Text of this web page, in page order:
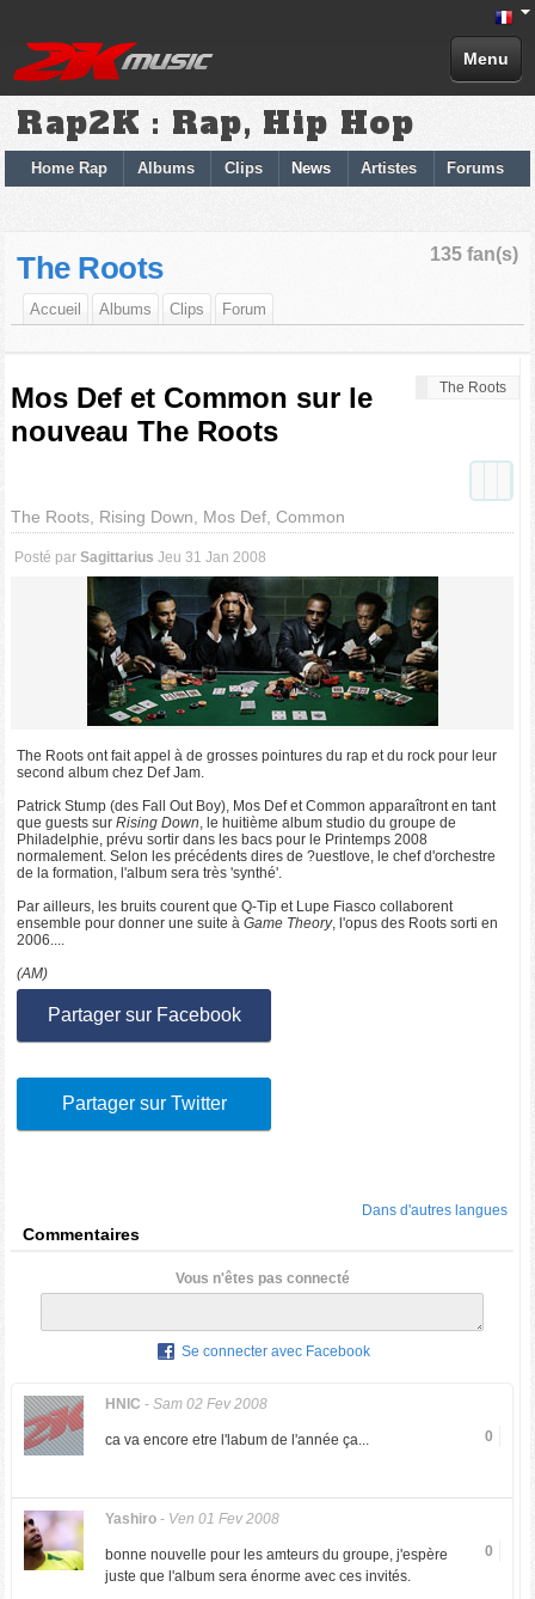
Menu
Rap2K : Rap, Hip Hop
Home Rap Albums Clips News Artistes Forums
135 fan(s)
The Roots
Accueil Albums Clips Forum
The Roots
Mos Def et Common sur le
nouveau The Roots
The Roots, Rising Down, Mos Def, Common
Posté parSagittarius Jeu 31 Jan 2008
The Roots ont fait appel à de grosses pointures du rap et du rock pour leur
second album chez Def Jam.
Patrick Stump (des Fall Out Boy), Mos Def et Common apparaîtront en tant
que guests surRising Down, le huitième album studio du groupe de
Philadelphie, prévu sortir dans les bacs pour le Printemps 2008
normalement. Selon les précédents dires de ?uestlove, le chef d'orchestre
de la formation, l'album sera très 'synthé'.
Par ailleurs, les bruits courent que Q-Tip et Lupe Fiasco collaborent
ensemble pour donner une suite àGame Theory, l'opus des Roots sorti en
2006....
(AM)
Partager sur Facebook
Partager sur Twitter
Dans d'autres langues
Commentaires
Vous n'êtes pas connecté
Se connecter avec Facebook
HNIC - Sam 02 Fev 2008
0
ca va encore etre l'labum de l'année ça...
Yashiro- Ven 01 Fev 2008
0
bonne nouvelle pour les amteurs du groupe, j'espère
juste que l'album sera énorme avec ces invités.